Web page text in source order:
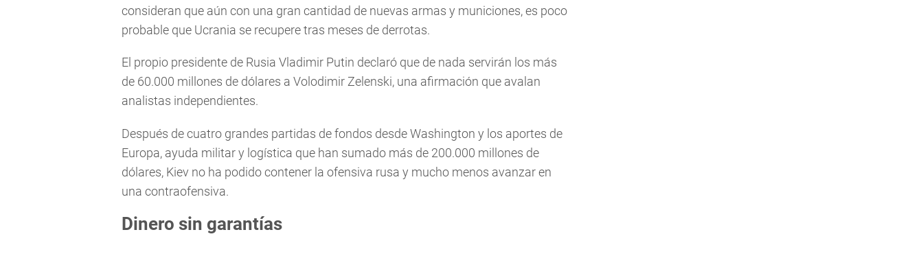
consideran que aún con una gran cantidad de nuevas armas y municiones, es poco
probable que Ucrania se recupere tras meses de derrotas.
El propio presidente de Rusia Vladimir Putin declaró que de nada servirán los más
de 60.000 millones de dólares a Volodimir Zelenski, una afirmación que avalan
analistas independientes.
Después de cuatro grandes partidas de fondos desde Washington y los aportes de
Europa, ayuda militar y logística que han sumado más de 200.000 millones de
dólares, Kiev no ha podido contener la ofensiva rusa y mucho menos avanzar en
una contraofensiva.
Dinero sin garantías